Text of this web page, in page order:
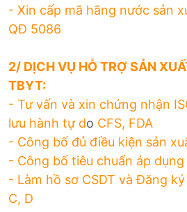
- Xin cấp mã hãng nước sản
QĐ 5086
2/ DỊCH VỤ HỖ TRỢ SẢN
TBYT:
- Tư vấn và xin chứng nhận
lưu hành tự do CFS, FDA
- Công bố đủ điều kiện sản
- Công bố tiêu chuẩn áp dụng
- Làm hồ sơ CSDT và Đăng
C, D